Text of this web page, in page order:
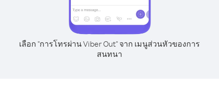
เลือก "การโทรผ่าน Viber Out" จาก เมนูส่วนหัวของการ
สนทนา